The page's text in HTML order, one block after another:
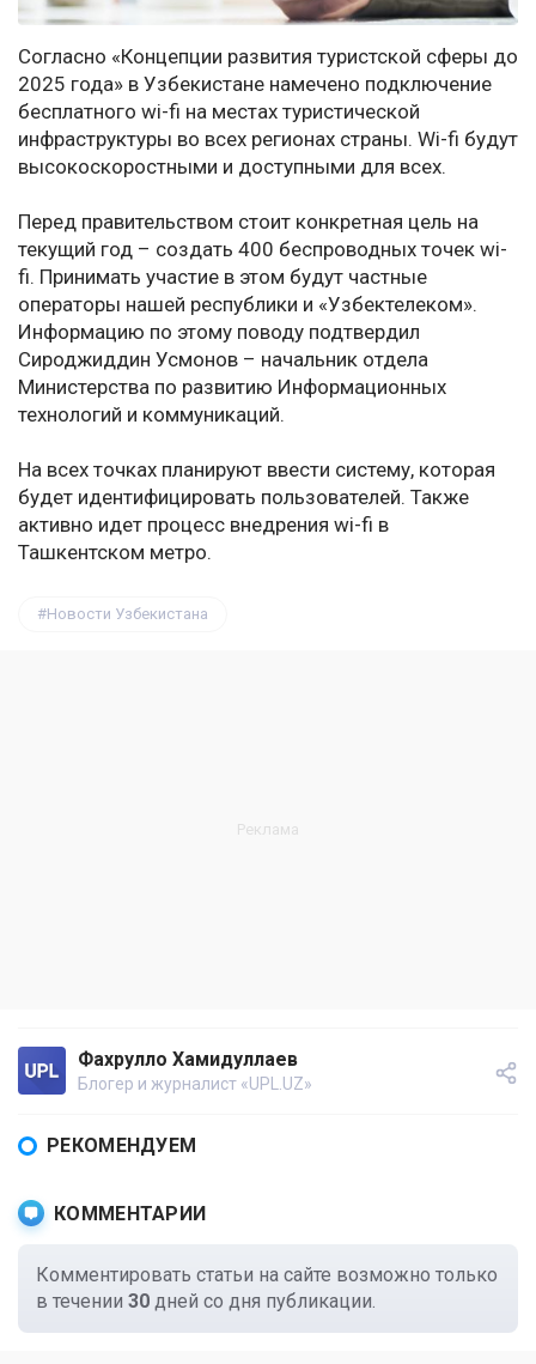
Согласно «Концепции развития туристской сферы до
2025 года» в Узбекистане намечено подключение
бесплатного wi-fi на местах туристической
инфраструктуры во всех регионах страны. Wi-fi будут
высокоскоростными и доступными для всех.
Перед правительством стоит конкретная цель на
текущий год – создать 400 беспроводных точек wi-
fi. Принимать участие в этом будут частные
операторы нашей республики и «Узбектелеком».
Информацию по этому поводу подтвердил
Сироджиддин Усмонов – начальник отдела
Министерства по развитию Информационных
технологий и коммуникаций.
На всех точках планируют ввести систему, которая
будет идентифицировать пользователей. Также
активно идет процесс внедрения wi-fi в
Ташкентском метро.
Новости Узбекистана
Фахрулло Хамидуллаев
Блогер и журналист «UPL.UZ»
РЕКОМЕНДУЕМ
КОММЕНТАРИИ
Комментировать статьи на сайте возможно только
в течении 30 дней со дня публикации.